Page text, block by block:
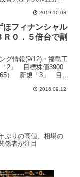
価を400円から550円
アナリストは、...
2019.10.08
ほフィナンシャル
Ｒ０．５倍台で割
グ情報(9/12)・福島工
2」 目標株価3900
） 新規「3」 目標
げ 目標株価170円
2016.09.12
ぶりの高値、相場の
係者が注目